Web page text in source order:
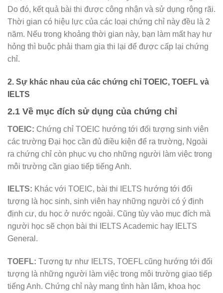
Do đó, kết quả bài thi được công nhận và sử dụng rộng rãi.
Thời gian có hiệu lực của các loại chứng chỉ này đều là 2
năm. Nếu trong khoảng thời gian này, bạn làm mất hay hư
hỏng thì buộc phải tham gia thi lại để được cấp lại chứng
chỉ.
2. Sự khác nhau của các chứng chỉ TOEIC, TOEFL và
IELTS
2.1 Về mục đích sử dụng của chứng chỉ
TOEIC: Chứng chỉ TOEIC hướng tới đối tượng sinh viên
các trường Đại học cần đủ điều kiện để ra trường, Ngoài
ra chứng chỉ còn phục vụ cho những người làm việc trong
môi trường cần giao tiếp tiếng Anh.
IELTS: Khác với TOEIC, bài thi IELTS hướng tới đối
tượng là học sinh, sinh viên hay những người có ý định
định cư, du học ở nước ngoài. Cũng tùy vào mục đích mà
người học sẽ chọn bài thi IELTS Academic hay IELTS
General.
TOEFL: Tương tự như IELTS, TOEFL cũng hướng tới đối
tượng là những người làm việc trong môi trường giao tiếp
tiếng Anh. Chứng chỉ này mang tình hàn lâm, khoa học